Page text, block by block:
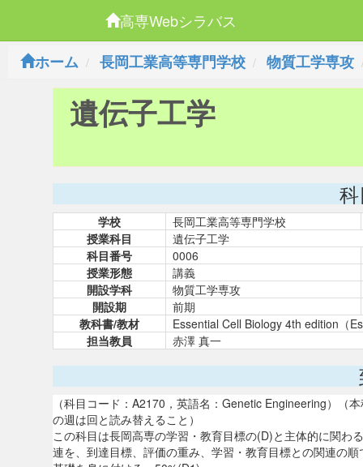
高専Webシラバス
ホーム
長岡工業高等専門学校 物質工学専攻
遺伝子工学
学校
長岡工業高等専門学校
授業科目
遺伝子工学
科目番号
0006
授業形態
講義
開設学科
物質工学専攻
開設期
前期
教科書/教材
Essential Cell Biology 4th edition（
担当教員
赤澤 真一
（科目コード：A2170，英語名：Genetic Engineering）（
の週は回と読み替えること）
この科目は長岡高専の学習・教育目標の(D)と主体的に関わ
連を、到達目標、評価の重み、学習・教育目標との関連の